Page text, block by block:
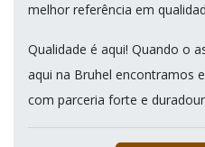
melhor referência em
Qualidade é aqui! Quando o
aqui na Bruhel encontramos
com parceria forte e